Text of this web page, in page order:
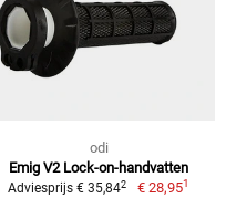
odi
Emig V2 Lock-on-handvatten
Adviesprijs € 35,842 € 28,951